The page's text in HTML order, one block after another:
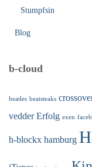
Stumpfsin
Blog
b-cloud
beatles beatsteaks
vedder Erfolg exen
h-blockx hamburg